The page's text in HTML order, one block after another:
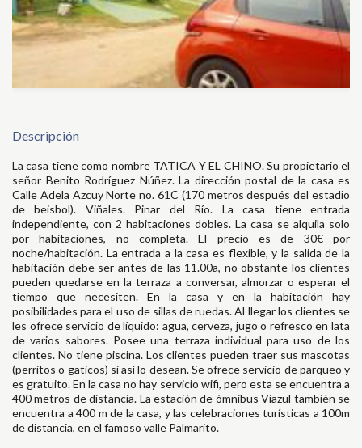
Descripción
La casa tiene como nombre TATICA Y EL CHINO. Su propietario el
señor Benito Rodríguez Núñez. La dirección postal de la casa es
Calle Adela Azcuy Norte no. 61C (170 metros después del estadio
de beisbol). Viñales. Pinar del Río. La casa tiene entrada
independiente, con 2 habitaciones dobles. La casa se alquila solo
por habitaciones, no completa. El precio es de 30€ por
noche/habitación. La entrada a la casa es flexible, y la salida de la
habitación debe ser antes de las 11.00a, no obstante los clientes
pueden quedarse en la terraza a conversar, almorzar o esperar el
tiempo que necesiten. En la casa y en la habitación hay
posibilidades para el uso de sillas de ruedas. Al llegar los clientes se
les ofrece servicio de líquido: agua, cerveza, jugo o refresco en lata
de varios sabores. Posee una terraza individual para uso de los
clientes. No tiene piscina. Los clientes pueden traer sus mascotas
(perritos o gaticos) si así lo desean. Se ofrece servicio de parqueo y
es gratuito. En la casa no hay servicio wifi, pero esta se encuentra a
400 metros de distancia. La estación de ómnibus Viazul también se
encuentra a 400 m de la casa, y las celebraciones turísticas a 100m
de distancia, en el famoso valle Palmarito.